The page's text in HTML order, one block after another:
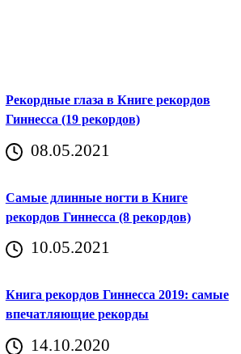
Рекордные глаза в Книге рекордов
Гиннесса (19 рекордов)
08.05.2021
Самые длинные ногти в Книге
рекордов Гиннесса (8 рекордов)
10.05.2021
Книга рекордов Гиннесса 2019: самые
впечатляющие рекорды
14.10.2020